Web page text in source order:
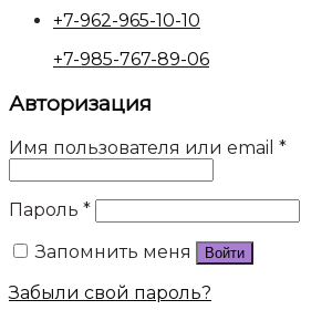
+7-962-965-10-10
+7-985-767-89-06
Авторизация
Имя пользователя или email *
Пароль *
Запомнить меня
Войти
Забыли свой пароль?